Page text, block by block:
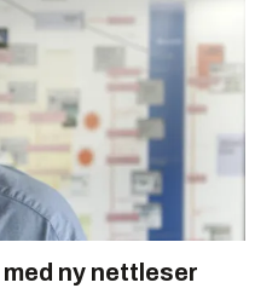
ny nettleser